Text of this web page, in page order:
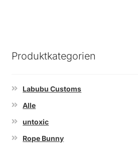
Produktkategorien
Labubu Customs
Alle
untoxic
Rope Bunny